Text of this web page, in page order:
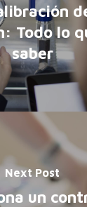
Todo lo
saber
Next Post
un